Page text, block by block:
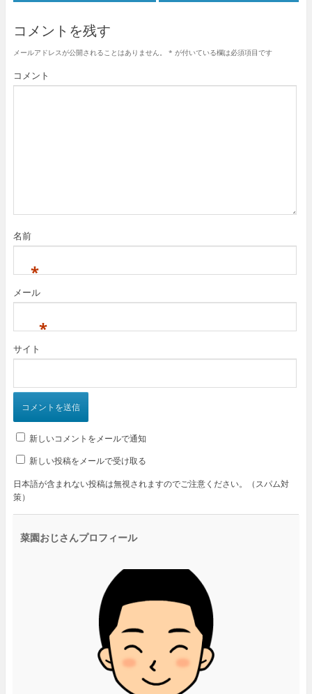
コメントを残す
メールアドレスが公開されることはありません。 * が付いている欄は必須項目です
コメント
名前
*
メール
*
サイト
新しいコメントをメールで通知
新しい投稿をメールで受け取る
日本語が含まれない投稿は無視されますのでご注意ください。（スパム対
策）
菜園おじさんプロフィール